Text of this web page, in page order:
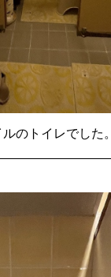
のトイレでした。